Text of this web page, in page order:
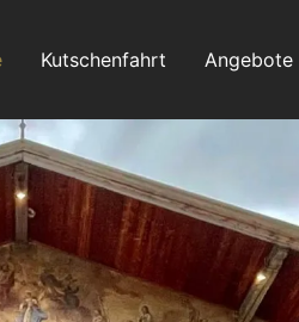
Kutschenfahrt Angebote